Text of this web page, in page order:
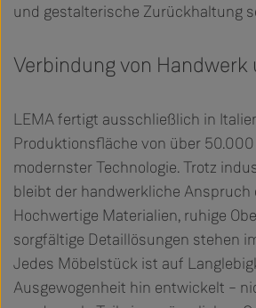
und gestalterische Zurückhaltung
Verbindung von Handwerk
LEMA fertigt ausschließlich in
Produktionsfläche von über 50.000
modernster Technologie. Trotz
bleibt der handwerkliche
Hochwertige Materialien, ruhige
sorgfältige Detaillösungen stehen
Jedes Möbelstück ist auf
Ausgewogenheit hin entwickelt –